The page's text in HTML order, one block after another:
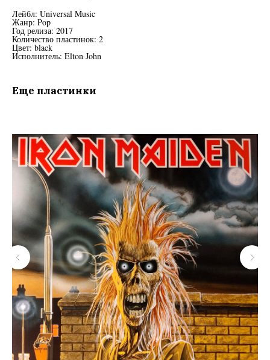
Лейбл: Universal Music
Жанр: Pop
Год релиза: 2017
Количество пластинок: 2
Цвет: black
Исполнитель: Elton John
Еще пластинки